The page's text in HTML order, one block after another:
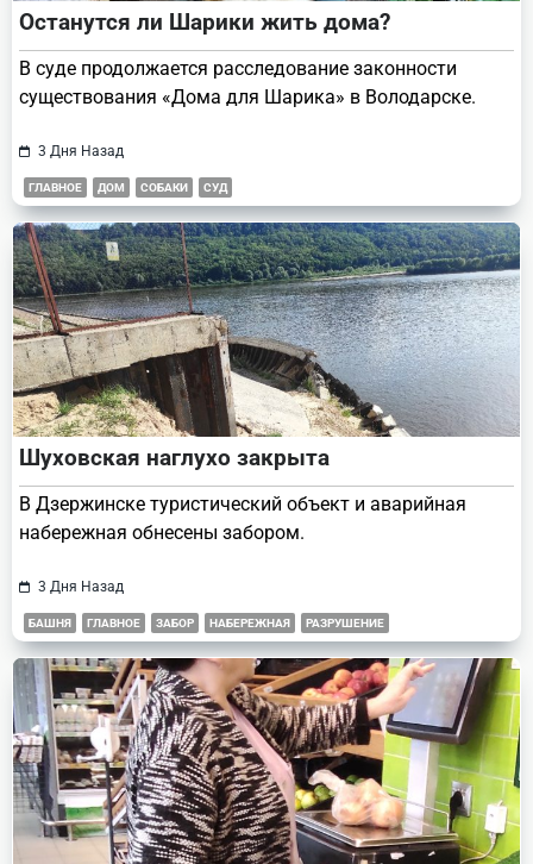
Останутся ли Шарики жить дома?
В суде продолжается расследование законности
существования «Дома для Шарика» в Володарске.
3 Дня Назад
ГЛАВНОЕ ДОМ СОБАКИ СУД
Шуховская наглухо закрыта
В Дзержинске туристический объект и аварийная
набережная обнесены забором.
3 Дня Назад
БАШНЯ ГЛАВНОЕ ЗАБОР НАБЕРЕЖНАЯ РАЗРУШЕНИЕ